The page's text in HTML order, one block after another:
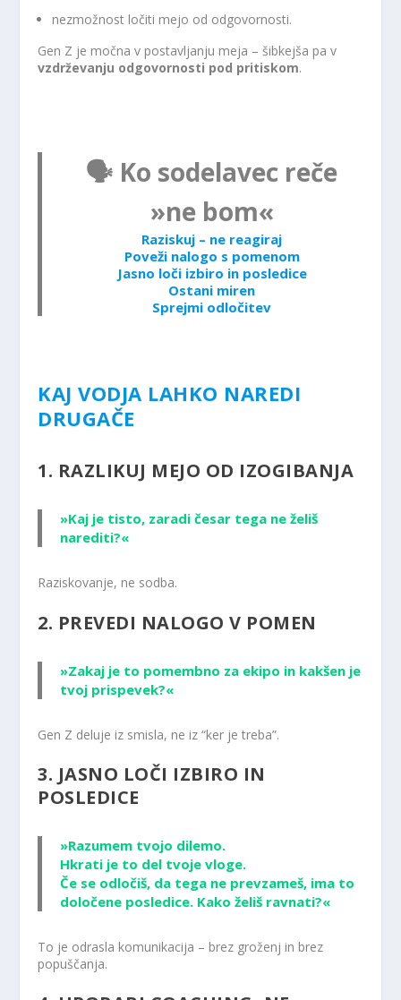
nezmožnost ločiti mejo od odgovornosti.
Gen Z je močna v postavljanju meja – šibkejša pa v
vzdrževanju odgovornosti pod pritiskom.
🗣️ Ko sodelavec reče
»ne bom«
Raziskuj – ne reagiraj
Poveži nalogo s pomenom
Jasno loči izbiro in posledice
Ostani miren
Sprejmi odločitev
KAJ VODJA LAHKO NAREDI
DRUGAČE
1. RAZLIKUJ MEJO OD IZOGIBANJA
»Kaj je tisto, zaradi česar tega ne želiš
narediti?«
Raziskovanje, ne sodba.
2. PREVEDI NALOGO V POMEN
»Zakaj je to pomembno za ekipo in kakšen je
tvoj prispevek?«
Gen Z deluje iz smisla, ne iz “ker je treba”.
3. JASNO LOČI IZBIRO IN
POSLEDICE
»Razumem tvojo dilemo.
Hkrati je to del tvoje vloge.
Če se odločiš, da tega ne prevzameš, ima to
določene posledice. Kako želiš ravnati?«
To je odrasla komunikacija – brez groženj in brez
popuščanja.